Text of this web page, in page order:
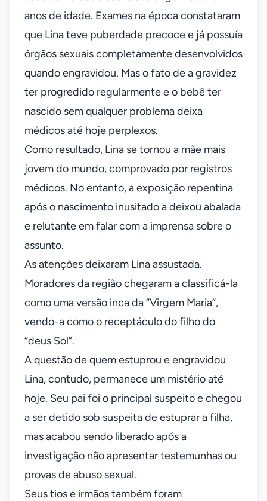
anos de idade. Exames na época constataram
que Lina teve puberdade precoce e já possuía
órgãos sexuais completamente desenvolvidos
quando engravidou. Mas o fato de a gravidez
ter progredido regularmente e o bebê ter
nascido sem qualquer problema deixa
médicos até hoje perplexos.
Como resultado, Lina se tornou a mãe mais
jovem do mundo, comprovado por registros
médicos. No entanto, a exposição repentina
após o nascimento inusitado a deixou abalada
e relutante em falar com a imprensa sobre o
assunto.
As atenções deixaram Lina assustada.
Moradores da região chegaram a classificá-la
como uma versão inca da “Virgem Maria”,
vendo-a como o receptáculo do filho do
“deus Sol”.
A questão de quem estuprou e engravidou
Lina, contudo, permanece um mistério até
hoje. Seu pai foi o principal suspeito e chegou
a ser detido sob suspeita de estuprar a filha,
mas acabou sendo liberado após a
investigação não apresentar testemunhas ou
provas de abuso sexual.
Seus tios e irmãos também foram